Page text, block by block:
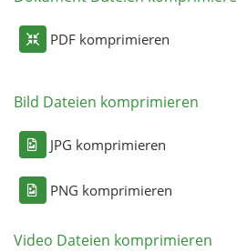
PDF komprimieren
Bild Dateien komprimieren
JPG komprimieren
PNG komprimieren
Video Dateien komprimieren